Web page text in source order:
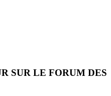
SUR LE FORUM DES